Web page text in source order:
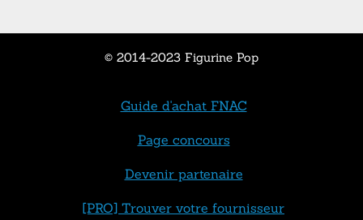
© 2014-2023 Figurine Pop
Guide d'achat FNAC
Page concours
Devenir partenaire
[PRO] Trouver votre fournisseur